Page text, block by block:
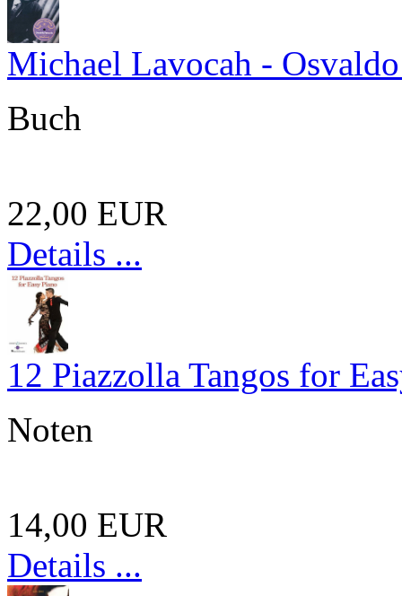
Michael Lavocah -
Buch
22,00 EUR
Details ...
12 Piazzolla Tangos for
Noten
14,00 EUR
Details ...